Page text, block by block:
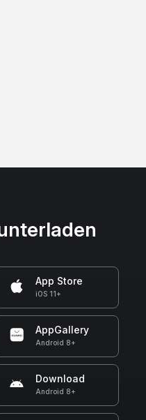
App Store
iOS 11+
AppGallery
Android 8+
Download
Android 8+